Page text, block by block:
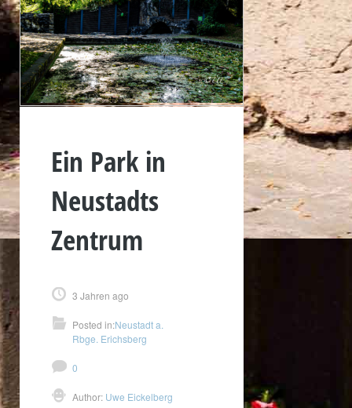
Ein Park in
Neustadts
Zentrum
3 Jahren ago
Posted in:Neustadt a.
Rbge. Erichsberg
0
Author: Uwe Eickelberg